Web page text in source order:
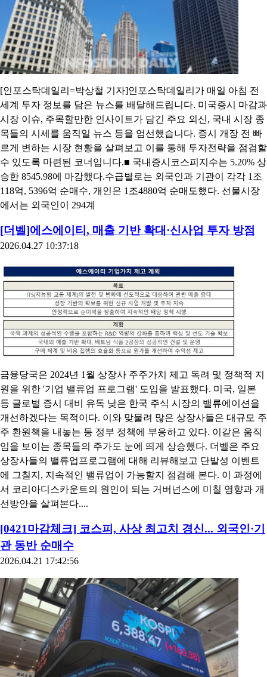
[인포스탁데일리=박상철 기자]인포스탁데일리가 매일 아침 전
세계 투자 정보를 담은 뉴스를 배달해드립니다. 미국증시 마감과
시장 이슈, 주목할만한 인사이트가 담긴 주요 외신, 국내 시장 종
목들의 시세를 움직일 뉴스 등을 엄선했습니다. 증시 개장 전 빠
르게 변하는 시장 현황을 살펴보고 이를 통해 투자전략을 점검할
수 있도록 마련된 코너입니다.■ 국내증시코스피지수는 5.20% 상
승한 8545.98에 마감했다.수급별로는 외국인과 기관이 각각 1조
118억, 5396억 순매수, 개인은 1조4880억 순매도했다. 선물시장
에서는 외국인이 294계
[더벨]에스에이티, 매출 기반 확대·신사업 투자 방점
2026.04.27 10:37:18
금융당국은 2024년 1월 상장사 주주가치 제고 독려 및 정책적 지
원을 위한 '기업 밸류업 프로그램' 도입을 발표했다. 미국, 일본
등 글로벌 증시 대비 유독 낮은 한국 주식 시장의 밸류에이션을
개선하겠다는 목적이다. 이와 맞물려 많은 상장사들은 대규모 주
주 환원책을 내놓는 등 정부 정책에 부응하고 있다. 이같은 움직
임을 보이는 종목들의 주가도 눈에 띄게 상승했다. 더벨은 주요
상장사들의 밸류업프로그램에 대해 리뷰해보고 단발성 이벤트
에 그칠지, 지속적인 밸류업이 가능할지 점검해 본다. 이 과정에
서 코리아디스카운트의 원인이 되는 거버넌스에 미칠 영향과 개
선방안을 살펴본다....
[0421마감체크] 코스피, 사상 최고치 경신... 외국인·기
관 동반 순매수
2026.04.21 17:42:56